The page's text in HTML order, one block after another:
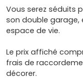
Vous serez séduits
son double garage,
espace de vie.
Le prix affiché
frais de
décorer.